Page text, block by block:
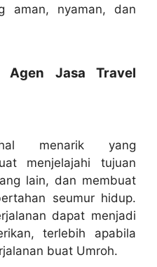
aman, nyaman, dan
Agen Jasa Travel
menarik yang
menjelajahi tujuan
lain, dan membuat
seumur hidup.
dapat menjadi
terlebih apabila
buat Umroh.